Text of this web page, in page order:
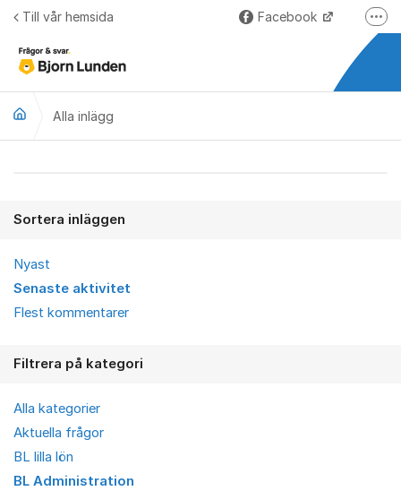
Hoppa till innehåll
Till vår hemsida Facebook
Alla inlägg
Sortera inläggen
Nyast
Senaste aktivitet
Flest kommentarer
Filtrera på kategori
Alla kategorier
Aktuella frågor
BL lilla lön
BL Administration